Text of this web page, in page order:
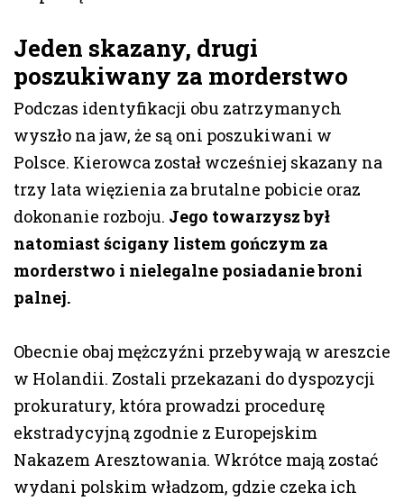
Jeden skazany, drugi
poszukiwany za morderstwo
Podczas identyfikacji obu zatrzymanych
wyszło na jaw, że są oni poszukiwani w
Polsce. Kierowca został wcześniej skazany na
trzy lata więzienia za brutalne pobicie oraz
dokonanie rozboju. Jego towarzysz był
natomiast ścigany listem gończym za
morderstwo i nielegalne posiadanie broni
palnej.
Obecnie obaj mężczyźni przebywają w areszcie
w Holandii. Zostali przekazani do dyspozycji
prokuratury, która prowadzi procedurę
ekstradycyjną zgodnie z Europejskim
Nakazem Aresztowania. Wkrótce mają zostać
wydani polskim władzom, gdzie czeka ich